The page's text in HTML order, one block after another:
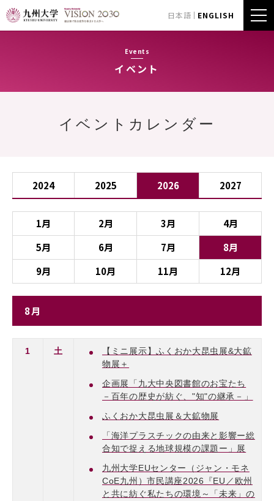
日本語 ENGLISH
Events
イベント
イベントカレンダー
2024 2025 2026 2027
1月 2月 3月
4月
5月
6月 7月
8月
9月
10月 11月 12月
8月
1 土
【ミニ展示】ふくおか大昆虫展&大鉱
物展＋
企画展「九大中央図書館のお宝たち
－百年の歴史が紡ぐ、"知"の継承－」
ふくおか大昆虫展＆大鉱物展
「海洋プラスチックの由来と影響ー総
合知で捉える地球規模の課題ー」展
九州大学EUセンター（ジャン・モネ
CoE九州）市民講座2026『EU／欧州
と共に紡ぐ私たちの環境～「未来」の